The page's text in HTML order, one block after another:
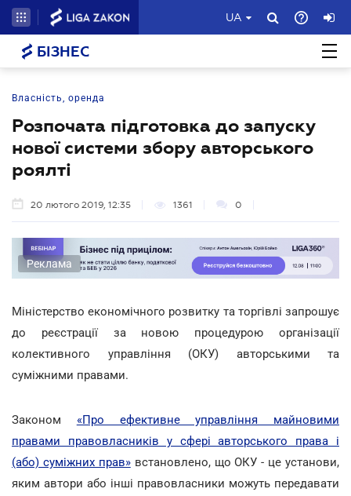
UA
БІЗНЕС
Власність, оренда
Розпочата підготовка до запуску
нової системи збору авторського
роялті
20 лютого 2019, 12:35 1361 0
Реклама
Міністерство економічного розвитку та торгівлі запрошує
до реєстрації за новою процедурою організації
колективного управління (ОКУ) авторськими та
суміжними правами.
Законом «Про ефективне управління майновими
правами правовласників у сфері авторського права і
(або) суміжних прав»встановлено, що ОКУ - це установи,
яким автори або інші правовласники можуть передавати